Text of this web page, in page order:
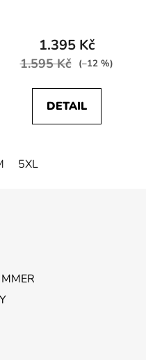
1.395 Kč
1.595 Kč (–12 %)
DETAIL
5XL